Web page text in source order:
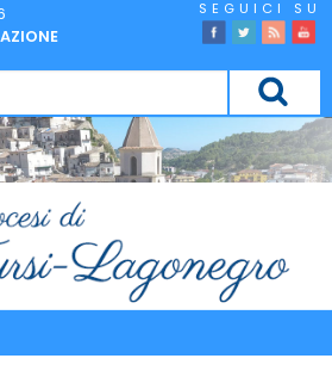
facebook
Twitter
Feed
CERCA